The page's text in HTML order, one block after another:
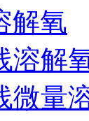
解氧
溶解
微量